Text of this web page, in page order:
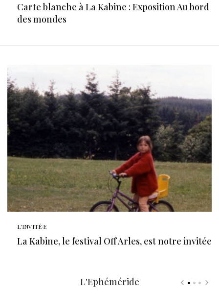
Carte blanche à La Kabine : Exposition Au bord
des mondes
L'INVITÉ·E
La Kabine, le festival Off Arles, est notre invitée
L'Ephéméride